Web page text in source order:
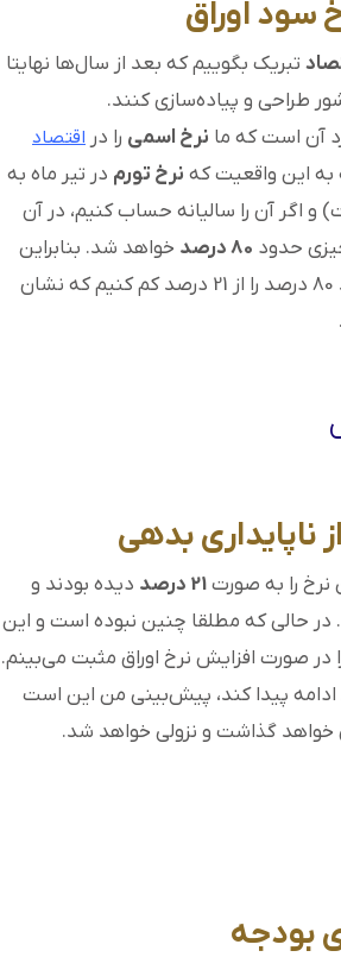
سود اوراق
تبریک بگوییم که بعد از سال‌ها نهایتا
طراحی و پیاده‌سازی کنند.
آن است که ما نرخ اسمی را در اقتصاد
به این واقعیت که نرخ تورم در تیر ماه به
و اگر آن را سالیانه حساب کنیم، در آن
حدود 80 درصد
خواهد شد. بنابراین
اگر بخواهیم نرخ اوراق را به‌طور واقعی حساب کنیم در واقع باید 80 درصد را از 21 درصد کم کنیم که نشان
ناپایداری بدهی
نرخ را به صورت21 درصد
دیده بودند و
در حالی که مطلقا چنین نبوده است و این
در صورت افزایش نرخ اوراق مثبت می‌بینم.
ادامه پیدا کند، پیش‌بینی من این است
گذاشت و نزولی خواهد شد.
بودجه